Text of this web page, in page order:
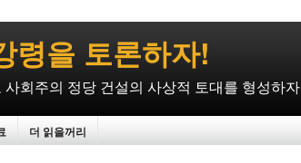
령을 토론하자!
회주의 정당 건설의 사상적 토대를 형성하자
더 읽을꺼리